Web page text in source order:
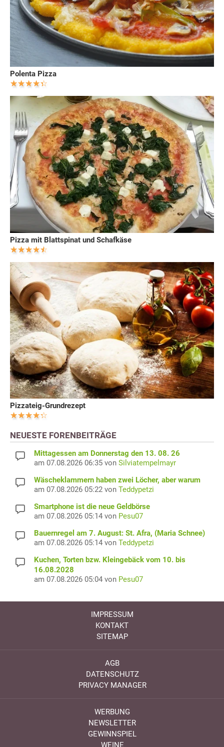
Polenta Pizza
Pizza mit Blattspinat und Schafkäse
Pizzateig-Grundrezept
NEUESTE FORENBEITRÄGE
Mittagessen am Donnerstag den 13. 08. 26
am 07.08.2026 06:35 von Silviatempelmayr
Wäscheklammern haben zwei Löcher, aber warum
am 07.08.2026 05:22 von Teddypetzi
Smartphone ist die neue Geldbörse
am 07.08.2026 05:14 von Pesu07
Bauernregel am 7. August: St. Afra, (Maria Schnee)
am 07.08.2026 05:14 von Teddypetzi
Kuchen, Torten bzw. Kleingebäck vom 10. bis
16.08.2028
am 07.08.2026 05:04 von Pesu07
IMPRESSUM
KONTAKT
SITEMAP
AGB
DATENSCHUTZ
PRIVACY MANAGER
WERBUNG
NEWSLETTER
GEWINNSPIEL
WEINE